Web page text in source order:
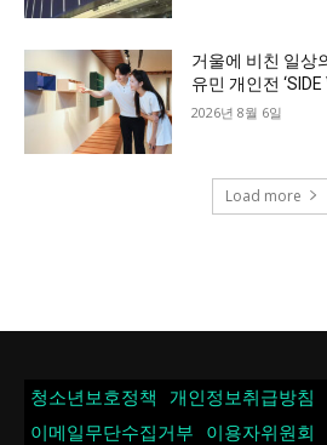
거울에 비친 일상
유민 개인전 ‘SIDE
2026년 8월 6일
Load more
청소년보호정책 개인정보취급방침
이메일무단수집거부
이용자위원회